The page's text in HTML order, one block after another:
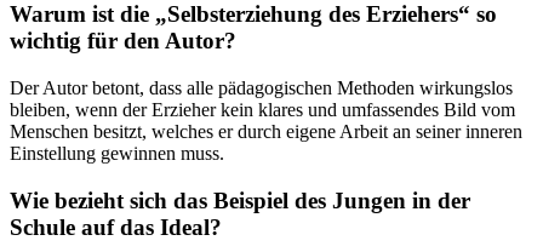
Warum ist die „Selbsterziehung des Erziehers“ so
wichtig für den Autor?
Der Autor betont, dass alle pädagogischen Methoden wirkungslos
bleiben, wenn der Erzieher kein klares und umfassendes Bild vom
Menschen besitzt, welches er durch eigene Arbeit an seiner inneren
Einstellung gewinnen muss.
Wie bezieht sich das Beispiel des Jungen in der
Schule auf das Ideal?